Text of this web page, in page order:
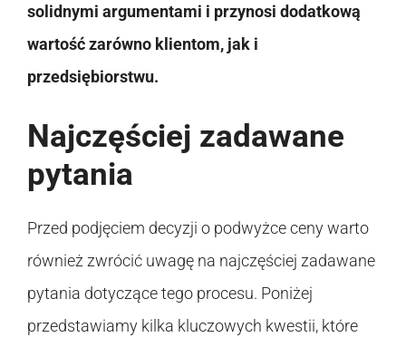
solidnymi argumentami i przynosi dodatkową
wartość zarówno klientom, jak i
przedsiębiorstwu.
Najczęściej zadawane
pytania
Przed podjęciem decyzji o podwyżce ceny warto
również zwrócić uwagę na najczęściej zadawane
pytania dotyczące tego procesu. Poniżej
przedstawiamy kilka kluczowych kwestii, które